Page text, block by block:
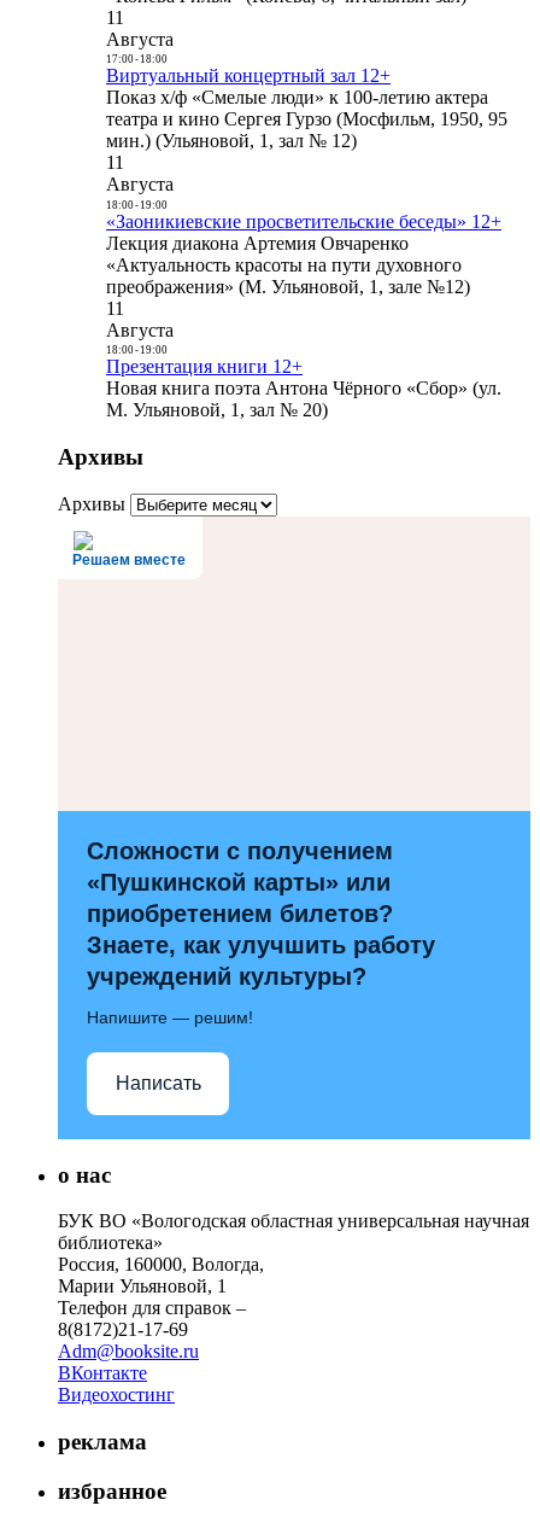
11
Августа
17:00- 18:00
Виртуальный концертный зал 12+
Показ х/ф «Смелые люди» к 100-летию актера
театра и кино Сергея Гурзо (Мосфильм, 1950, 95
мин.) (Ульяновой, 1, зал № 12)
11
Августа
18:00- 19:00
«Заоникиевские просветительские беседы» 12+
Лекция диакона Артемия Овчаренко
«Актуальность красоты на пути духовного
преображения» (М. Ульяновой, 1, зале №12)
11
Августа
18:00- 19:00
Презентация книги 12+
Новая книга поэта Антона Чёрного «Сбор» (ул.
М. Ульяновой, 1, зал № 20)
Архивы
Архивы
Решаем вместе
Сложности с получением
«Пушкинской карты» или
приобретением билетов?
Знаете, как улучшить работу
учреждений культуры?
Напишите — решим!
Написать
о нас
БУК ВО «Вологодская областная универсальная научная
библиотека»
Россия, 160000, Вологда,
Марии Ульяновой, 1
Телефон для справок –
8(8172)21-17-69
Adm@booksite.ru
ВКонтакте
Видеохостинг
реклама
избранное